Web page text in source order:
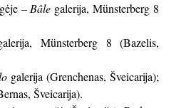
– Bâle galerija, Münsterberg 8
Münsterberg 8 (Bazelis,
galerija (Grenchenas, Šveicarija);
Šveicarija).